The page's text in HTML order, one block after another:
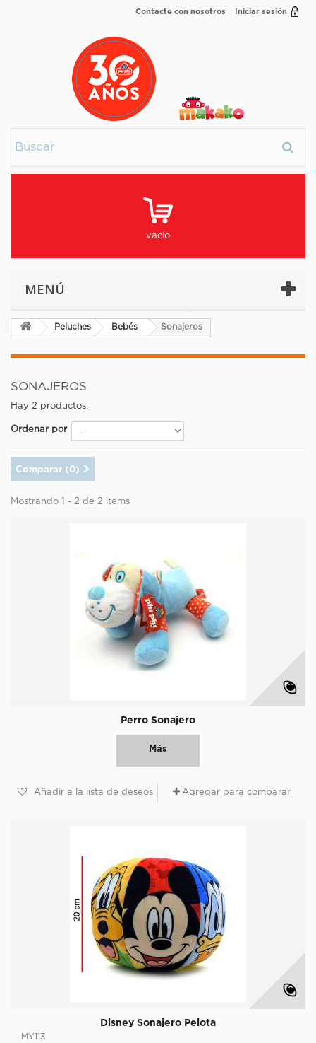
Iniciar sesión
Contacte con nosotros
vacío
MENÚ
Peluches Bebés Sonajeros
SONAJEROS
Hay 2 productos.
Ordenar por
Comparar (0)
Mostrando 1 - 2 de 2 items
Perro Sonajero
Más
Añadir a la lista de deseos Agregar para comparar
Disney Sonajero Pelota
MY113